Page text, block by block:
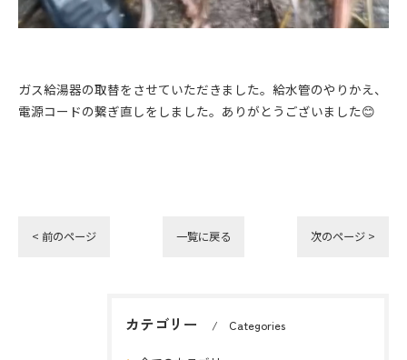
ガス給湯器の取替をさせていただきました。給水管のやりかえ、
電源コードの繋ぎ直しをしました。ありがとうございました😊
< 前のページ 一覧に戻る 次のページ >
カテゴリー Categories